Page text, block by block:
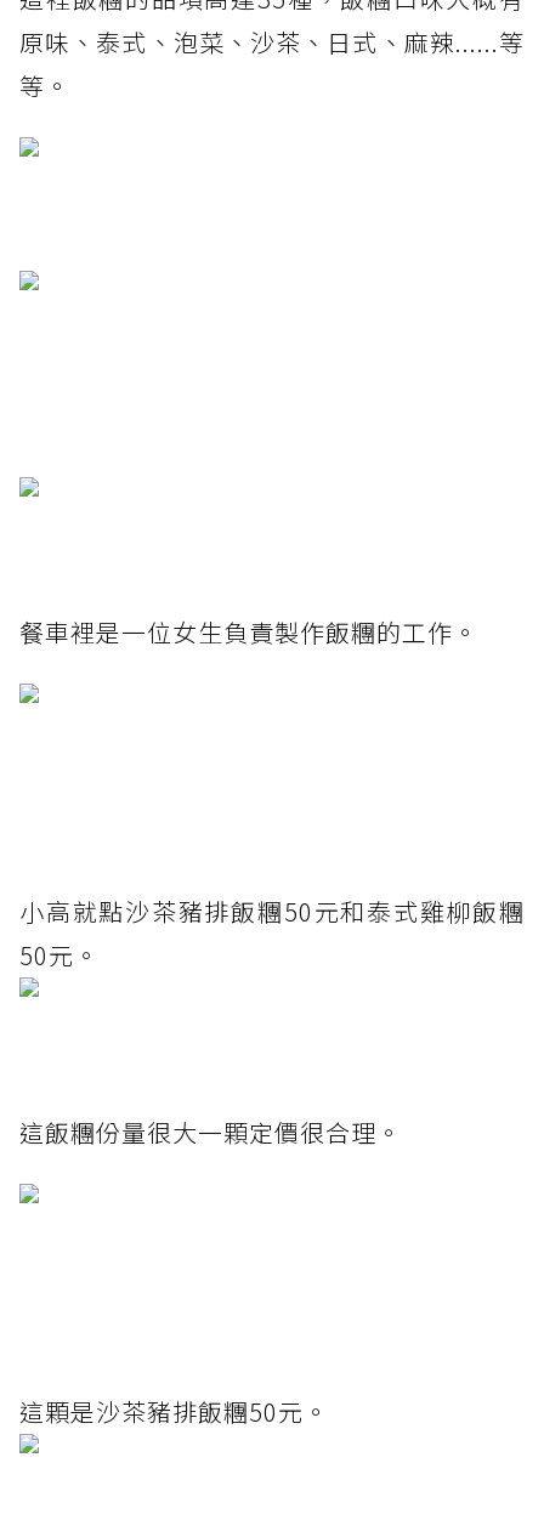
原味、泰式、泡菜、沙茶、日式、麻辣......等
等。
餐車裡是一位女生負責製作飯糰的工作。
小高就點沙茶豬排飯糰50元和泰式雞柳飯糰
50元。
這飯糰份量很大一顆定價很合理。
這顆是沙茶豬排飯糰50元。